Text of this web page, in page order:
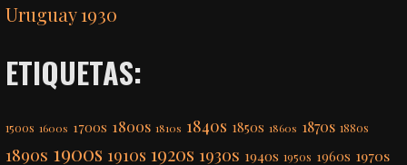
Uruguay 1930
ETIQUETAS:
1500s 1600s 1700s 1800s 1810s 1840s 1850s 1860s 1870s 1880s
1890s 1900s 1910s 1920s 1930s 1940s 1950s 1960s 1970s